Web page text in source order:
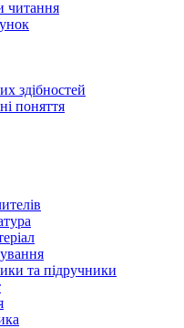
читання
здібностей
поняття
та підручники